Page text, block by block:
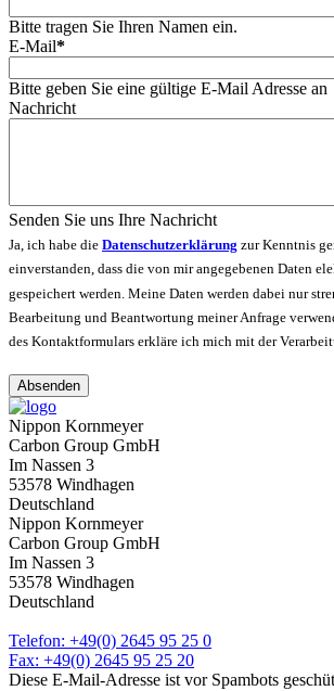
Bitte tragen Sie Ihren Namen ein.
E-Mail*
Bitte geben Sie eine gültige E-Mail Adresse an
Nachricht
Senden Sie uns Ihre Nachricht
Ja, ich habe die Datenschutzerklärung zur Kenntnis
einverstanden, dass die von mir angegebenen Daten
gespeichert werden. Meine Daten werden dabei nur
Bearbeitung und Beantwortung meiner Anfrage
des Kontaktformulars erkläre ich mich mit der
Absenden
Nippon Kornmeyer
Carbon Group GmbH
Im Nassen 3
53578 Windhagen
Deutschland
Nippon Kornmeyer
Carbon Group GmbH
Im Nassen 3
53578 Windhagen
Deutschland
Telefon: +49(0) 2645 95 25 0
Fax: +49(0) 2645 95 25 20
Diese E-Mail-Adresse ist vor Spambots